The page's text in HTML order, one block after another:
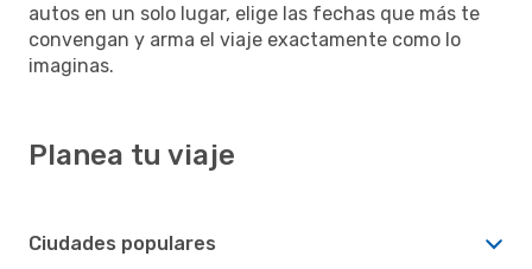
autos en un solo lugar, elige las fechas que más te
convengan y arma el viaje exactamente como lo
imaginas.
Planea tu viaje
Ciudades populares